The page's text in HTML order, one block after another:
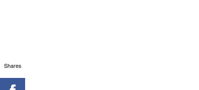
Shares